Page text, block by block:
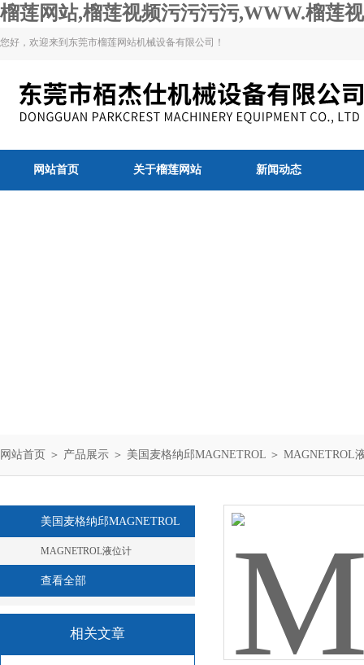
榴莲网站,榴莲视频污污污污,WWW.榴莲
您好，欢迎来到东莞市榴莲网站机械设备有限公司！
网站首页 关于榴莲网站 新闻动态
网站首页 ＞ 产品展示 ＞ 美国麦格纳邱MAGNETROL ＞ MAGNETROL
美国麦格纳邱MAGNETROL
MAGNETROL液位计
查看全部
相关文章